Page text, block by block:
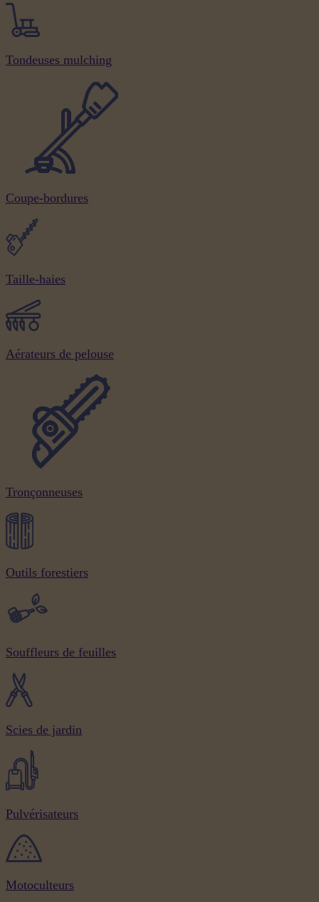
Tondeuses mulching
Coupe-bordures
Taille-haies
Aérateurs de pelouse
Tronçonneuses
Outils forestiers
Souffleurs de feuilles
Scies de jardin
Pulvérisateurs
Motoculteurs